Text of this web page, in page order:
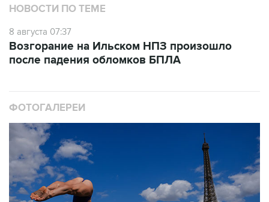
НОВОСТИ ПО ТЕМЕ
8 августа 07:37
Возгорание на Ильском НПЗ произошло
после падения обломков БПЛА
ФОТОГАЛЕРЕИ